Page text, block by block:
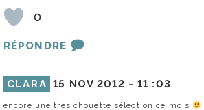
0
RÉPONDRE
CLARA 15 NOV 2012 -11 :03
encore une très chouette sélection ce mois